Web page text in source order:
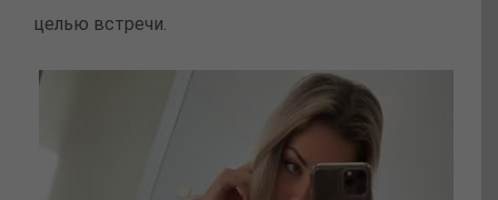
целью встречи.